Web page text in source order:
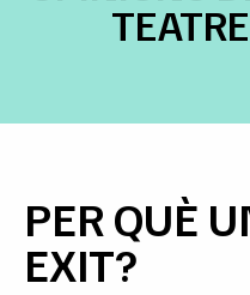
PER QUÈ
EXIT?